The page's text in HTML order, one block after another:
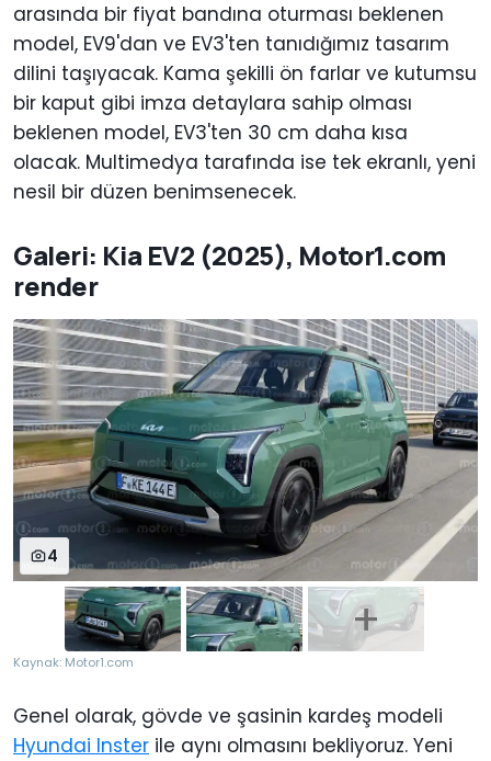
arasında bir fiyat bandına oturması beklenen
model, EV9'dan ve EV3'ten tanıdığımız tasarım
dilini taşıyacak. Kama şekilli ön farlar ve kutumsu
bir kaput gibi imza detaylara sahip olması
beklenen model, EV3'ten 30 cm daha kısa
olacak. Multimedya tarafında ise tek ekranlı, yeni
nesil bir düzen benimsenecek.
Galeri: Kia EV2 (2025), Motor1.com
render
4
Kaynak: Motor1.com
Genel olarak, gövde ve şasinin kardeş modeli
Hyundai Inster ile aynı olmasını bekliyoruz. Yeni